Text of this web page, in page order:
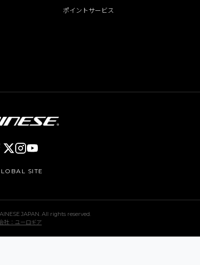
ポイントサービス
SITE
JAPAN. All rights reserved.
社：ユーロギア